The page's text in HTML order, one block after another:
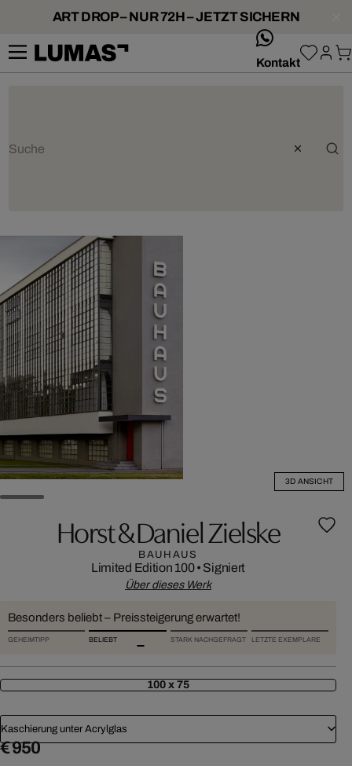
ART DROP – NUR 72H – JETZT SICHERN
Kontakt
3D ANSICHT
Horst & Daniel Zielske
BAUHAUS
Limited Edition 100• Signiert
Über dieses Werk
Besonders beliebt – Preissteigerung erwartet!
GEHEIMTIPP BELIEBT STARK NACHGEFRAGT LETZTE EXEMPLARE
100 x 75
Kaschierung unter Acrylglas
€ 950